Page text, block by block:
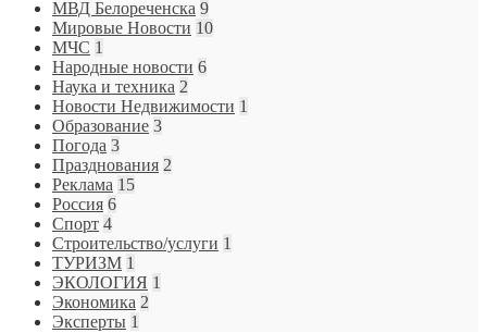
МВД Белореченска 9
Мировые Новости 10
МЧС 1
Народные новости 6
Наука и техника 2
Новости Недвижимости 1
Образование 3
Погода 3
Празднования 2
Реклама 15
Россия 6
Спорт 4
Строительство/услуги 1
ТУРИЗМ 1
ЭКОЛОГИЯ 1
Экономика 2
Эксперты 1